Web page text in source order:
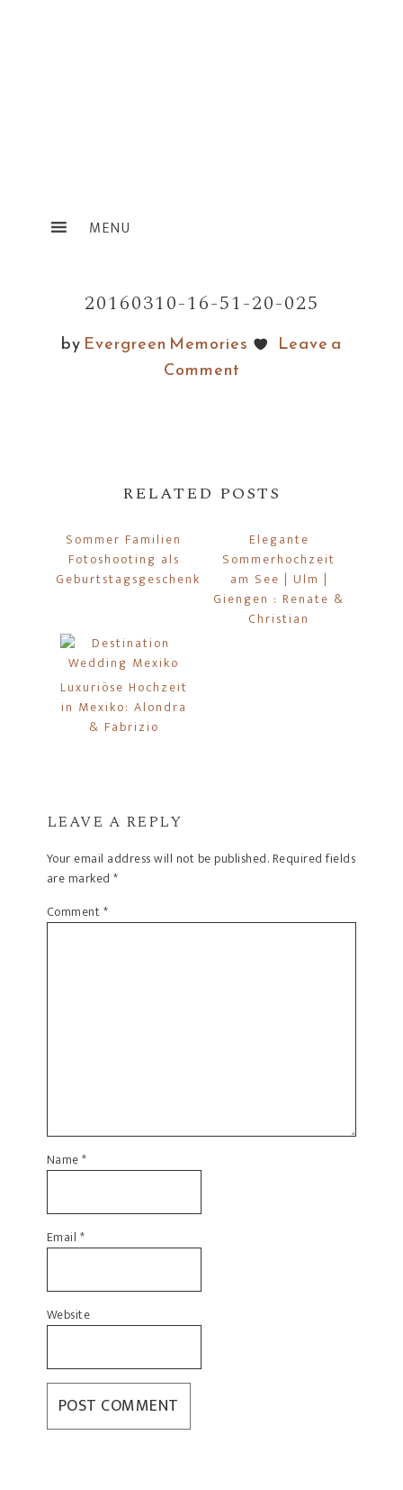
20160310-16-51-20-025
by Evergreen Memories
Leave a
Comment
RELATED POSTS
Sommer Familien
Fotoshooting als
Geburtstagsgeschenk
Elegante
Sommerhochzeit
am See | Ulm |
Giengen : Renate &
Christian
Luxuriöse Hochzeit
in Mexiko: Alondra
& Fabrizio
LEAVE A REPLY
Your email address will not be published. Required fields
are marked*
Comment*
Name*
Email *
Website